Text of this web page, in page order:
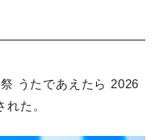
うたであえたら 2026
た。